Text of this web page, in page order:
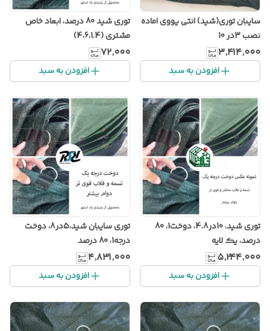
سایبان توری(شید) انتی یووی اماده
نصب 3در 10
۳٬۴۱۴٬۰۰۰
افزودن به سبد
توری شید 80 درصد، ابعاد خاص
مشتری (4،6،1.4)
۷۲٬۰۰۰
افزودن به سبد
توری شید، 10در4.8، دوخت1، 80
درصد، یک لایه
۵٬۲۴۴٬۰۰۰
افزودن به سبد
توری سایبان شید،5در8، دوخت
درجه1، 80 درصد
۴٬۸۳۱٬۰۰۰
افزودن به سبد